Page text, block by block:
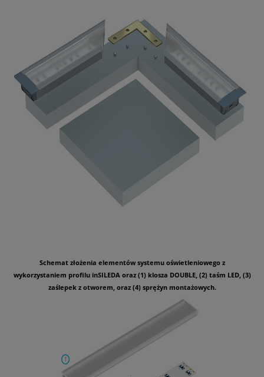
Schemat złożenia elementów systemu oświetleniowego z
wykorzystaniem profilu inSILEDA oraz (1) klosza DOUBLE, (2) taśm LED, (3)
zaślepek z otworem, oraz (4) sprężyn montażowych.